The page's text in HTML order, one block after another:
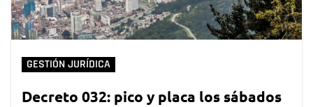
GESTIÓN JURÍDICA
Decreto 032: pico y placa los sábados